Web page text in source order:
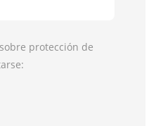
protección de